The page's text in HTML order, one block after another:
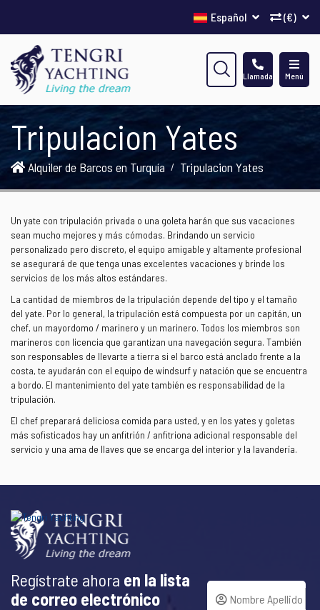
(€)
Español
Menú
Llamada
Tripulacion Yates
Alquiler de Barcos en Turquía Tripulacion Yates
Un yate con tripulación privada o una goleta harán que sus vacaciones
sean mucho mejores y más cómodas. Brindando un servicio
personalizado pero discreto, el equipo amigable y altamente profesional
se asegurará de que tenga unas excelentes vacaciones y brinde los
servicios de los más altos estándares.
La cantidad de miembros de la tripulación depende del tipo y el tamaño
del yate. Por lo general, la tripulación está compuesta por un capitán, un
chef, un mayordomo / marinero y un marinero. Todos los miembros son
marineros con licencia que garantizan una navegación segura. También
son responsables de llevarte a tierra si el barco está anclado frente a la
costa, te ayudarán con el equipo de windsurf y natación que se encuentra
a bordo. El mantenimiento del yate también es responsabilidad de la
tripulación.
El chef preparará deliciosa comida para usted, y en los yates y goletas
más sofisticados hay un anfitrión / anfitriona adicional responsable del
servicio y una ama de llaves que se encarga del interior y la lavandería.
Regístrate ahora en la lista
de correo electrónico